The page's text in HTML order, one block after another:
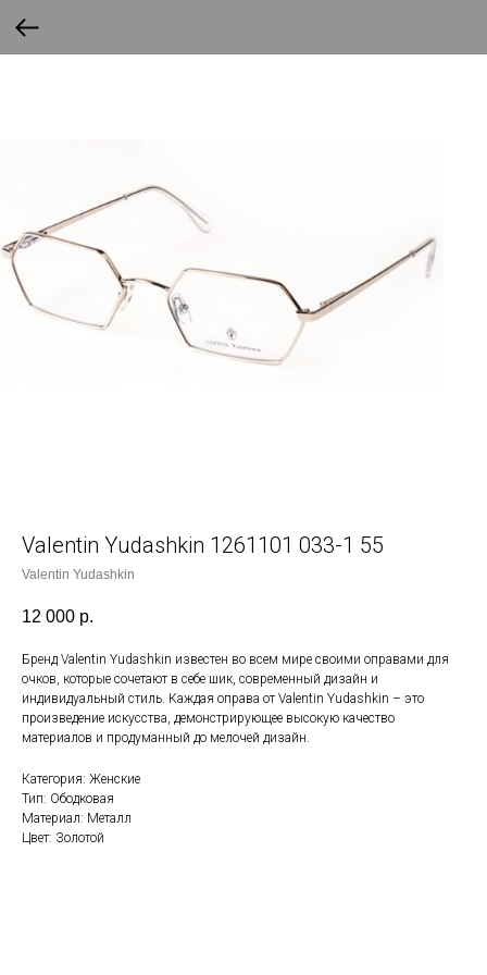
Valentin Yudashkin 1261101 033-1 55
Valentin Yudashkin
12 000 р.
Бренд Valentin Yudashkin известен во всем мире своими оправами для
очков, которые сочетают в себе шик, современный дизайн и
индивидуальный стиль. Каждая оправа от Valentin Yudashkin – это
произведение искусства, демонстрирующее высокую качество
материалов и продуманный до мелочей дизайн.
Категория: Женские
Тип: Ободковая
Материал: Металл
Цвет: Золотой